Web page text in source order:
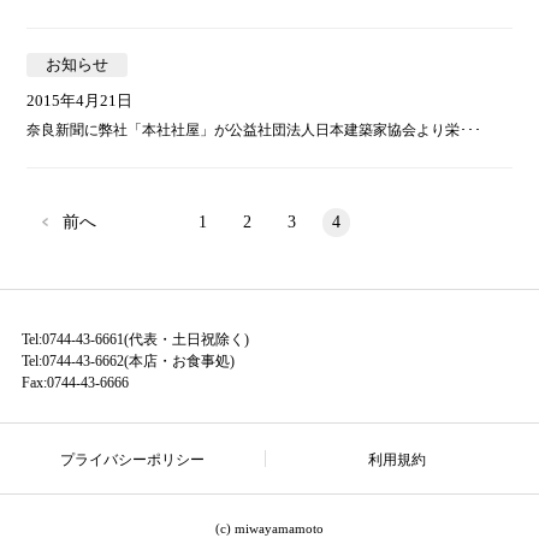
2015年4月21日
お知らせ
奈良新聞に弊社「本社社屋」が公益社団法人日本建築家協会より栄･･･
前へ 1 2 3 4
Tel:0744-43-6661(代表・土日祝除く)
Tel:0744-43-6662(本店・お食事処)
Fax:0744-43-6666
プライバシーポリシー 利用規約
(c) miwayamamoto